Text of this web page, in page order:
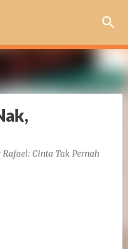
Cinta Tak Pernah